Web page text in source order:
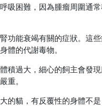
吸困難，因為腫瘤周圍通
功能衰竭有關的症狀。這
體的代謝毒物。
積過大，細心的飼主會發
重。
的貓，有反覆性的身體不